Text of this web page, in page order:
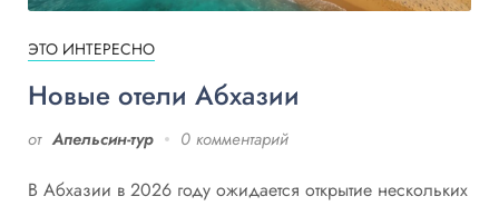
ЭТО ИНТЕРЕСНО
Новые отели Абхазии
от Апельсин-тур 0 комментарий
В Абхазии в 2026 году ожидается открытие нескольких